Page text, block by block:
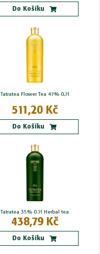
Do Košíku
Tatratea Flower Tea 47% 0,7l
511,20 Kč
Do Košíku
Tatratea 35% 0.7l Herbal tea
438,79 Kč
Do Košíku